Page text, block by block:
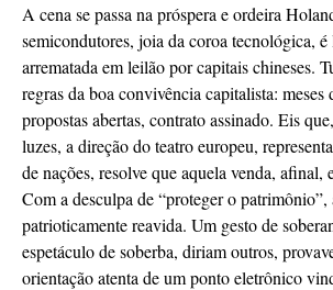
A cena se passa na próspera e ordeira
semicondutores, joia da coroa tecnológica,
arrematada em leilão por capitais chineses.
regras da boa convivência capitalista: meses
propostas abertas, contrato assinado. Eis
luzes, a direção do teatro europeu,
de nações, resolve que aquela venda, afinal,
Com a desculpa de “proteger o patrimônio”,
patrioticamente reavida. Um gesto de
espetáculo de soberba, diriam outros,
orientação atenta de um ponto eletrônico